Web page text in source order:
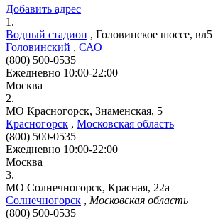
Добавить адрес
1.
Водный стадион , Головинское шоссе, вл5
Головинский , САО
(800) 500-0535
Ежедневно 10:00-22:00
Москва
2.
МО Красногорск, Знаменская, 5
Красногорск , Московская область
(800) 500-0535
Ежедневно 10:00-22:00
Москва
3.
МО Солнечногорск, Красная, 22а
Солнечногорск , Московская область
(800) 500-0535